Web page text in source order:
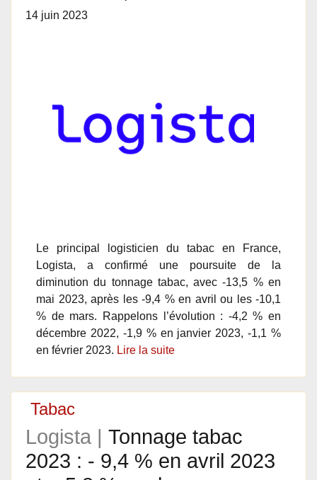
14 juin 2023
Le principal logisticien du tabac en France,
Logista, a confirmé une poursuite de la
diminution du tonnage tabac, avec -13,5 % en
mai 2023, après les -9,4 % en avril ou les -10,1
% de mars. Rappelons l’évolution : -4,2 % en
décembre 2022, -1,9 % en janvier 2023, -1,1 %
en février 2023. Lire la suite
Tabac
Logista | Tonnage tabac
2023 : - 9,4 % en avril 2023